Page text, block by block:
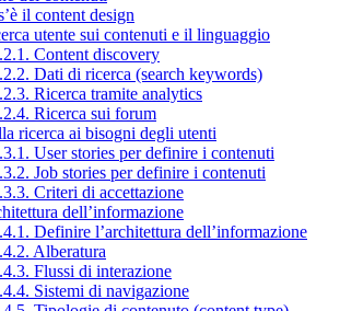
il content design
utente sui contenuti e il linguaggio
Content discovery
Dati di ricerca (search keywords)
Ricerca tramite analytics
Ricerca sui forum
ricerca ai bisogni degli utenti
User stories per definire i contenuti
Job stories per definire i contenuti
Criteri di accettazione
dell’informazione
Definire l’architettura dell’informazione
Alberatura
Flussi di interazione
Sistemi di navigazione